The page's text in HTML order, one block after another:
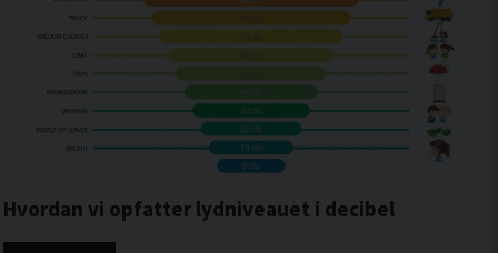
Hvordan vi opfatter lydniveauet i decibel